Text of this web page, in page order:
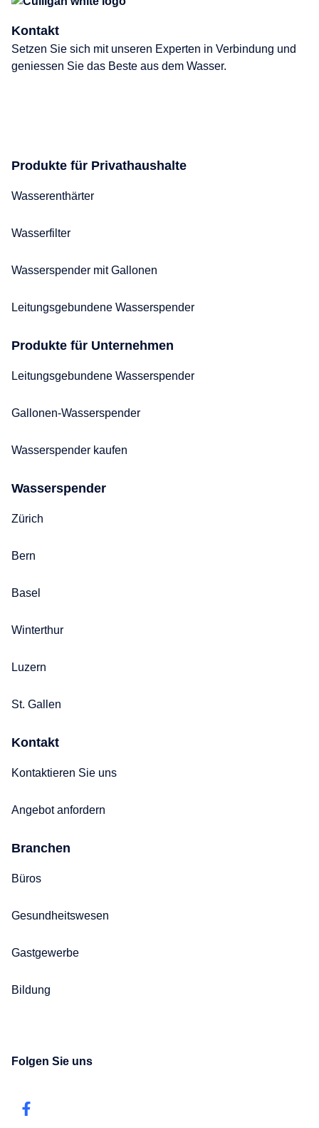
Kontakt
Setzen Sie sich mit unseren Experten in Verbindung und
geniessen Sie das Beste aus dem Wasser.
Produkte für Privathaushalte
Wasserenthärter
Wasserfilter
Wasserspender mit Gallonen
Leitungsgebundene Wasserspender
Produkte für Unternehmen
Leitungsgebundene Wasserspender
Gallonen-Wasserspender
Wasserspender kaufen
Wasserspender
Zürich
Bern
Basel
Winterthur
Luzern
St. Gallen
Kontakt
Kontaktieren Sie uns
Angebot anfordern
Branchen
Büros
Gesundheitswesen
Gastgewerbe
Bildung
Folgen Sie uns